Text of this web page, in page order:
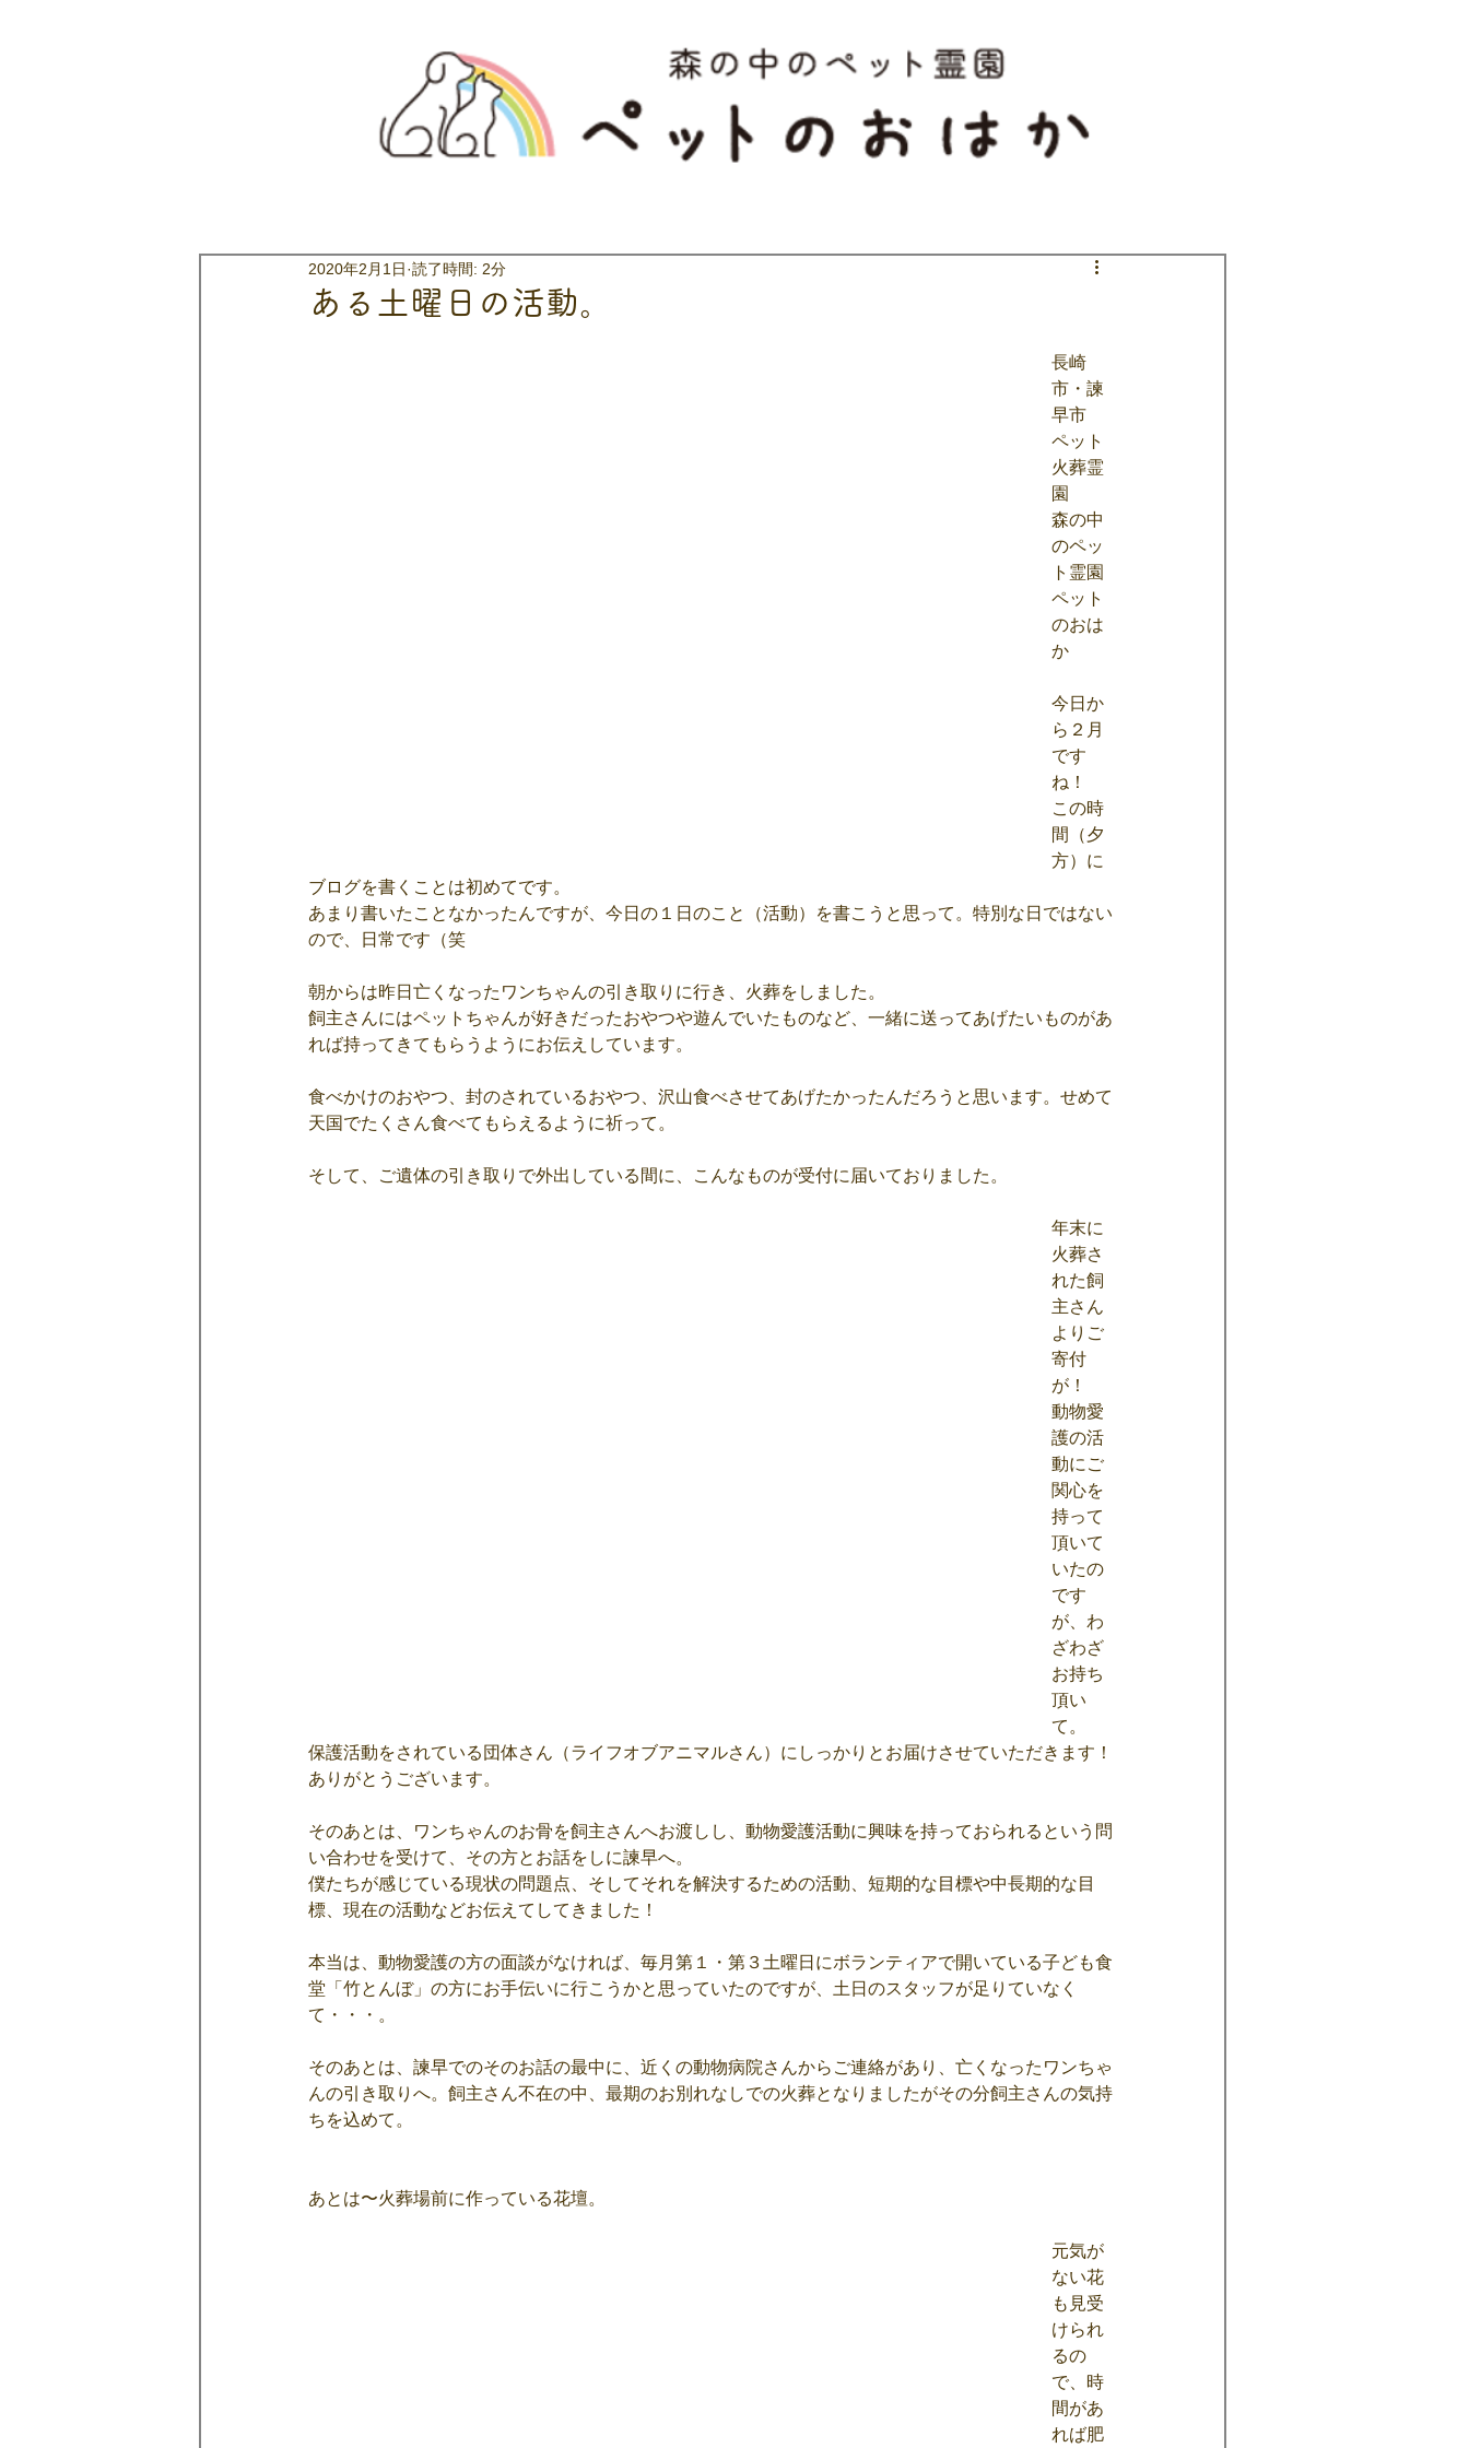
ある土曜日の活動。
2020年2月1日 読了時間: 2分
長崎
市・諫
早市
ペット
火葬霊
園
森の中
のペッ
ト霊園
ペット
のおは
か
今日か
ら２月
です
ね！
この時
間（夕
方）に
ブログを書くことは初めてです。
あまり書いたことなかったんですが、今日の１日のこと（活動）を書こうと思って。特別な日ではない
ので、日常です（笑
朝からは昨日亡くなったワンちゃんの引き取りに行き、火葬をしました。
飼主さんにはペットちゃんが好きだったおやつや遊んでいたものなど、一緒に送ってあげたいものがあ
れば持ってきてもらうようにお伝えしています。
食べかけのおやつ、封のされているおやつ、沢山食べさせてあげたかったんだろうと思います。せめて
天国でたくさん食べてもらえるように祈って。
そして、ご遺体の引き取りで外出している間に、こんなものが受付に届いておりました。
年末に
火葬さ
れた飼
主さん
よりご
寄付
が！
動物愛
護の活
動にご
関心を
持って
頂いて
いたの
です
が、わ
ざわざ
お持ち
頂い
て。
保護活動をされている団体さん（ライフオブアニマルさん）にしっかりとお届けさせていただきます！
ありがとうございます。
そのあとは、ワンちゃんのお骨を飼主さんへお渡しし、動物愛護活動に興味を持っておられるという問
い合わせを受けて、その方とお話をしに諫早へ。
僕たちが感じている現状の問題点、そしてそれを解決するための活動、短期的な目標や中長期的な目
標、現在の活動などお伝えてしてきました！
本当は、動物愛護の方の面談がなければ、毎月第１・第３土曜日にボランティアで開いている子ども食
堂「竹とんぼ」の方にお手伝いに行こうかと思っていたのですが、土日のスタッフが足りていなく
て・・・。
そのあとは、諫早でのそのお話の最中に、近くの動物病院さんからご連絡があり、亡くなったワンちゃ
んの引き取りへ。飼主さん不在の中、最期のお別れなしでの火葬となりましたがその分飼主さんの気持
ちを込めて。
あとは〜火葬場前に作っている花壇。
元気が
ない花
も見受
けられ
るの
で、時
間があ
れば肥